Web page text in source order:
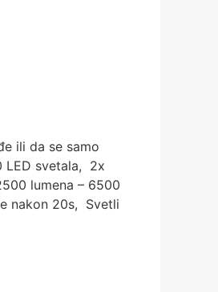
ili da se samo
LED svetala, 2x
lumena – 6500
nakon 20s, Svetli